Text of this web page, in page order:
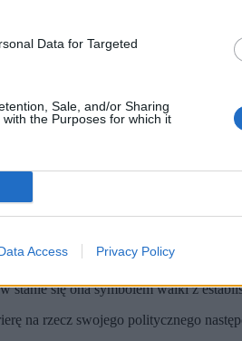
Data for Targeted
Sale, and/or Sharing
the Purposes for which it
Access Privacy Policy
rekordową liczbę deputowanych
z antysemickimi i rasistowskimi
stanie się ona symbolem walki z
na rzecz swojego politycznego